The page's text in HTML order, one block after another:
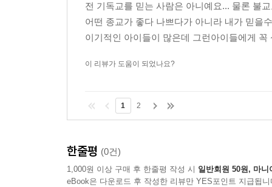
전 기독교를 믿는 사람은 아니예요... 물론 불
어떤 종교가 좋다 나쁘다가 아니라 내가 믿을
이기적인 아이들이 많은데 그런아이들에게
이 리뷰가 도움이 되었나요?
1 2
한줄평 (0건)
1,000원 이상 구매 후 한줄평 작성 시 일반회원 50원, 마니
eBook은 다운로드 후 작성한 리뷰만 YES포인트 지급됩니